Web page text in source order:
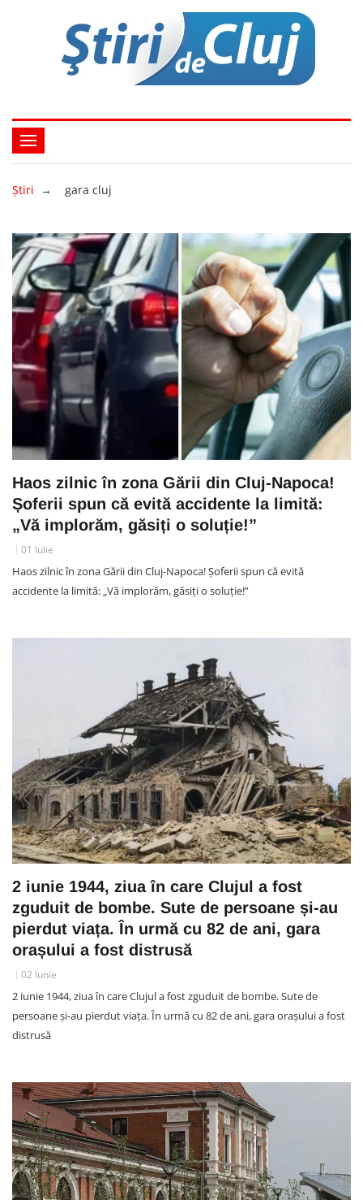
Ştiri → gara cluj
Haos zilnic în zona Gării din Cluj-Napoca!
Șoferii spun că evită accidente la limită:
„Vă implorăm, găsiți o soluție!”
01 Iulie
Haos zilnic în zona Gării din Cluj-Napoca! Șoferii spun că evită
accidente la limită: „Vă implorăm, găsiți o soluție!”
2 iunie 1944, ziua în care Clujul a fost
zguduit de bombe. Sute de persoane și-au
pierdut viața. În urmă cu 82 de ani, gara
orașului a fost distrusă
02 Iunie
2 iunie 1944, ziua în care Clujul a fost zguduit de bombe. Sute de
persoane și-au pierdut viața. În urmă cu 82 de ani, gara orașului a fost
distrusă